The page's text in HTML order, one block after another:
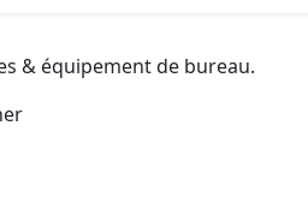
& équipement de bureau.